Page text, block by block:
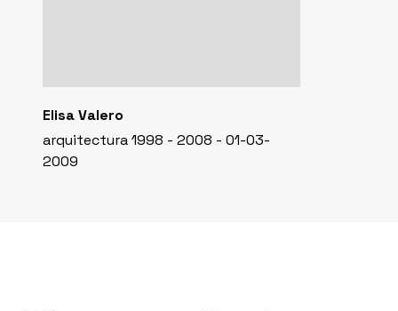
Elisa Valero
arquitectura 1998 - 2008 - 01-03-
2009